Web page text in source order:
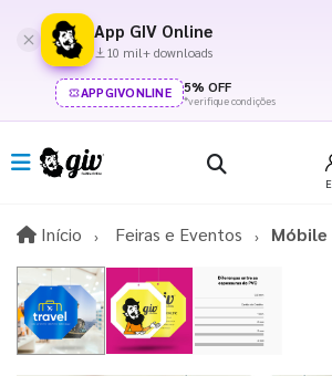
App GIV Online
10 mil+ downloads
APPGIVONLINE 5% OFF
*verifique condições
Início InícioFeiras e Eventos Móbile